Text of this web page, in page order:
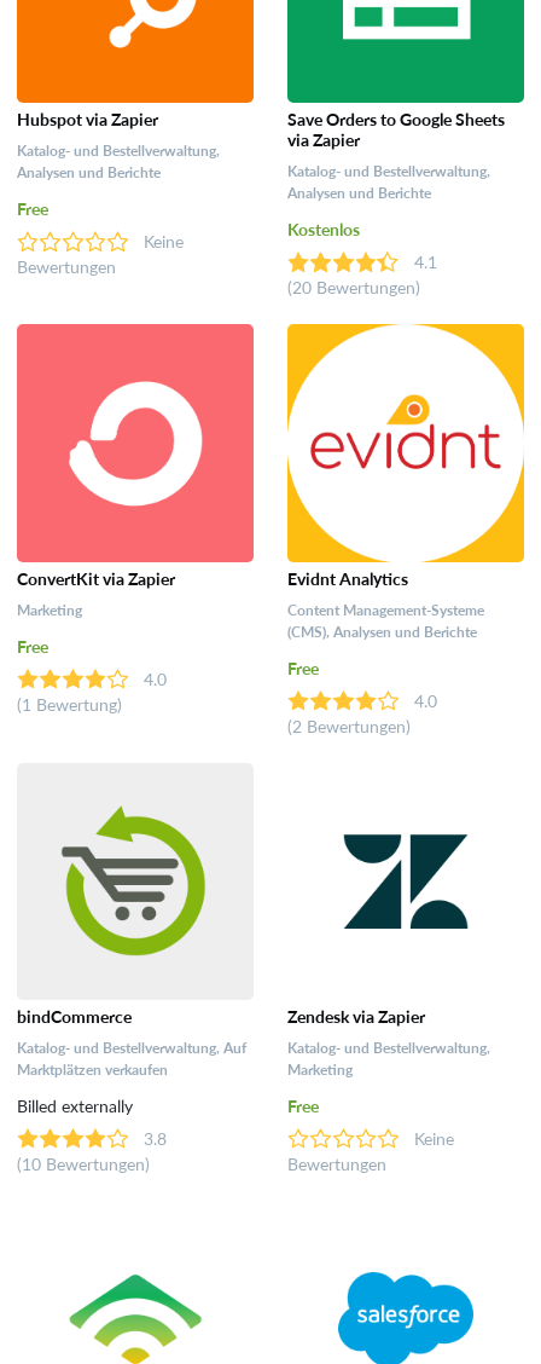
Hubspot via Zapier
Katalog- und Bestellverwaltung,
Analysen und Berichte
Free
Keine
Bewertungen
Save Orders to Google Sheets
via Zapier
Katalog- und Bestellverwaltung,
Analysen und Berichte
Kostenlos
4.1
(20 Bewertungen)
ConvertKit via Zapier
Marketing
Free
4.0
(1 Bewertung)
Evidnt Analytics
Content Management-Systeme
(CMS), Analysen und Berichte
Free
4.0
(2 Bewertungen)
bindCommerce
Katalog- und Bestellverwaltung, Auf
Marktplätzen verkaufen
Billed externally
3.8
(10 Bewertungen)
Zendesk via Zapier
Katalog- und Bestellverwaltung,
Marketing
Free
Keine
Bewertungen